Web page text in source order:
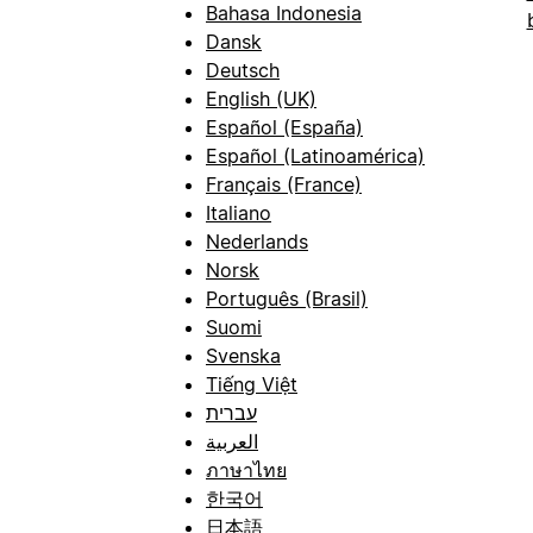
Bahasa Indonesia
Dansk
Deutsch
English (UK)
Español (España)
Español (Latinoamérica)
Français (France)
Italiano
Nederlands
Norsk
Português (Brasil)
Suomi
Svenska
Tiếng Việt
עברית
العربية
ภาษาไทย
한국어
日本語